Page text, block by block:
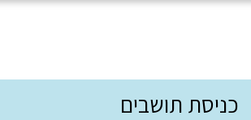
כניסת תושבים